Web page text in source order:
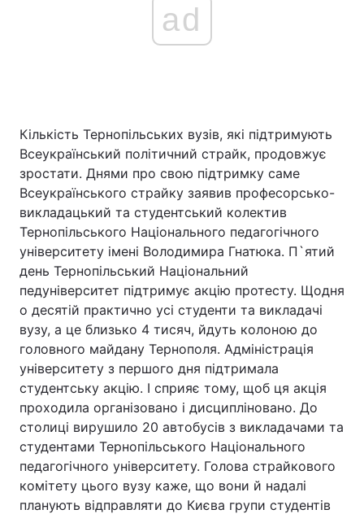
Головна Війна
Україна Політика
Економіка Світ
Спорт Наука
ad
Кількість Тернопільських вузів, які підтримують
Всеукраїнський політичний страйк, продовжує
зростати. Днями про свою підтримку саме
Всеукраїнського страйку заявив професорсько-
викладацький та студентський колектив
Тернопільського Національного педагогічного
університету імені Володимира Гнатюка. П`ятий
день Тернопільський Національний
педуніверситет підтримує акцію протесту. Щодня
о десятій практично усі студенти та викладачі
вузу, а це близько 4 тисяч, йдуть колоною до
головного майдану Тернополя. Адміністрація
університету з першого дня підтримала
студентську акцію. І сприяє тому, щоб ця акція
проходила організовано і дисципліновано. До
столиці вирушило 20 автобусів з викладачами та
студентами Тернопільського Національного
педагогічного університету. Голова страйкового
комітету цього вузу каже, що вони й надалі
планують відправляти до Києва групи студентів